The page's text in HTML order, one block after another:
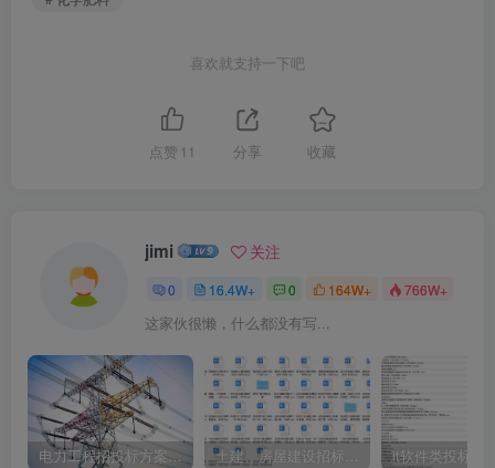
喜欢就支持一下吧
点赞 11 分享 收藏
jimi 关注
0 16.4W+ 0 164W+ 766W+
这家伙很懒，什么都没有写...
电力工程招投标方案模板 土建、房屋建设招标文件标书模板 it软件类投标书